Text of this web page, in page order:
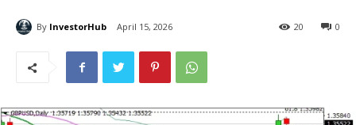
By InvestorHub April 15, 2026 0
20